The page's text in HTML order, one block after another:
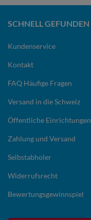
SCHNELL GEFUNDEN
Kundenservice
Kontakt
FAQ Häufige Fragen
Versand in die Schweiz
Öffentliche Einrichtungen
Zahlung und Versand
Selbstabholer
Widerrufsrecht
Bewertungsgewinnspiel